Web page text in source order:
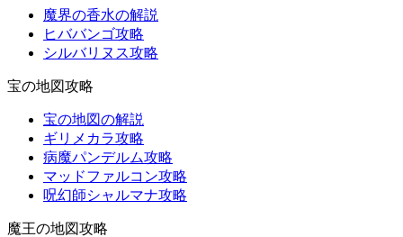
魔界の香水の解説
ヒババンゴ攻略
シルバリヌス攻略
宝の地図攻略
宝の地図の解説
ギリメカラ攻略
病魔パンデルム攻略
マッドファルコン攻略
呪幻師シャルマナ攻略
魔王の地図攻略